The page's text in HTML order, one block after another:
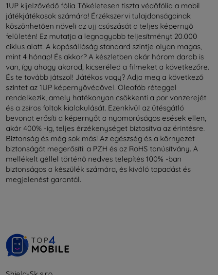
1UP kijelzővédő fólia Tökéletesen tiszta védőfólia a mobil
játékjátékosok számára! Érzékszervi tulajdonságainak
köszönhetően növeli az ujj csúszását a teljes képernyő
felületén! Ez mutatja a legnagyobb teljesítményt 20.000
ciklus alatt. A kopásállóság standard szintje olyan magas,
mint 4 hónap! És akkor? A készletben akár három darab is
van, így ahogy akarod, kicseréled a filmeket a következőre.
És te tovább játszol! Játékos vagy? Adja meg a következő
szintet az 1UP képernyővédővel. Oleofób réteggel
rendelkezik, amely hatékonyan csökkenti a por vonzerejét
és a zsíros foltok kialakulását. Ezenkívül az ütésgátló
bevonat erősíti a képernyőt a nyomorúságos esések ellen,
akár 400% -ig, teljes érzékenységet biztosítva az érintésre.
Biztonság és még sok más! Az egészség és a környezet
biztonságát megerősíti: a PZH és az RoHS tanúsítvány. A
mellékelt géllel történő nedves telepítés 100% -ban
biztonságos a készülék számára, és kiváló tapadást és
megjelenést garantál.